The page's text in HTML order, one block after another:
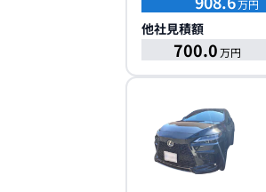
万円
他社見積額
700.0万円